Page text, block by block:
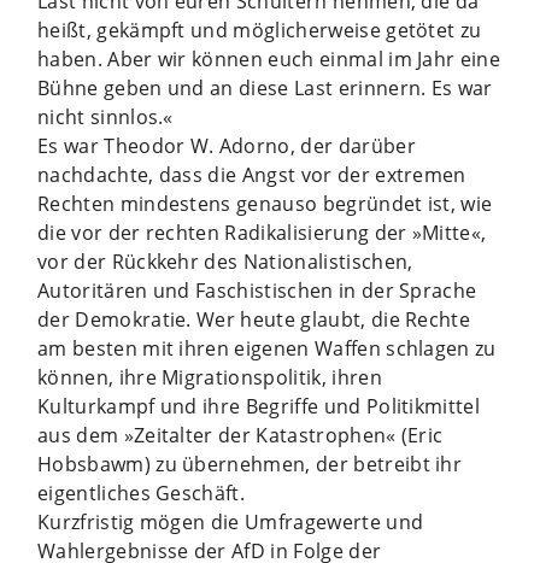
heißt, gekämpft und möglicherweise getötet zu
haben. Aber wir können euch einmal im Jahr eine
Bühne geben und an diese Last erinnern. Es war
nicht sinnlos.«
Es war Theodor W. Adorno, der darüber
nachdachte, dass die Angst vor der extremen
Rechten mindestens genauso begründet ist, wie
die vor der rechten Radikalisierung der »Mitte«,
vor der Rückkehr des Nationalistischen,
Autoritären und Faschistischen in der Sprache
der Demokratie. Wer heute glaubt, die Rechte
am besten mit ihren eigenen Waffen schlagen zu
können, ihre Migrationspolitik, ihren
Kulturkampf und ihre Begriffe und Politikmittel
aus dem »Zeitalter der Katastrophen« (Eric
Hobsbawm) zu übernehmen, der betreibt ihr
eigentliches Geschäft.
Kurzfristig mögen die Umfragewerte und
Wahlergebnisse der AfD in Folge der